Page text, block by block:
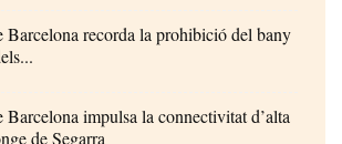
recorda la prohibició del bany
impulsa la connectivitat d’alta
de Segarra